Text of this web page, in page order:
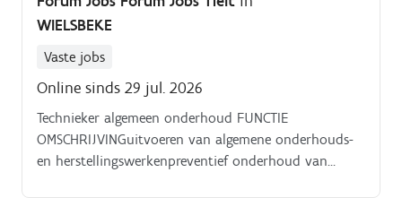
technische storingen Ondersteuning bieden bij het
instellen van de verpakkingsmachines Actief
meedenken over technische optimalisaties Registratie
en documentatie Rapporteren aan de Maintenance
Manager + samenwerken met collega-techniekers,
operatoren, productie- en kwaliteitsafdeling.
PROFIELJe beschikt over een technische opleiding
(elektromechanica, onderhoudstechniek of
WIELSBEKE
Vaste jobs
Online sinds 29 jul. 2026
Technieker algemeen onderhoud FUNCTIE
OMSCHRIJVINGuitvoeren van algemene onderhouds-
en herstellingswerkenpreventief onderhoud van